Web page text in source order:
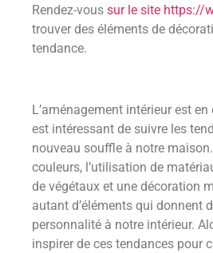
Rendez-vous sur le site https://
trouver des éléments de
tendance.
L’aménagement intérieur est
est intéressant de suivre les
nouveau souffle à notre
couleurs, l’utilisation de
de végétaux et une décoration
autant d’éléments qui donnent
personnalité à notre intérieur.
inspirer de ces tendances pour